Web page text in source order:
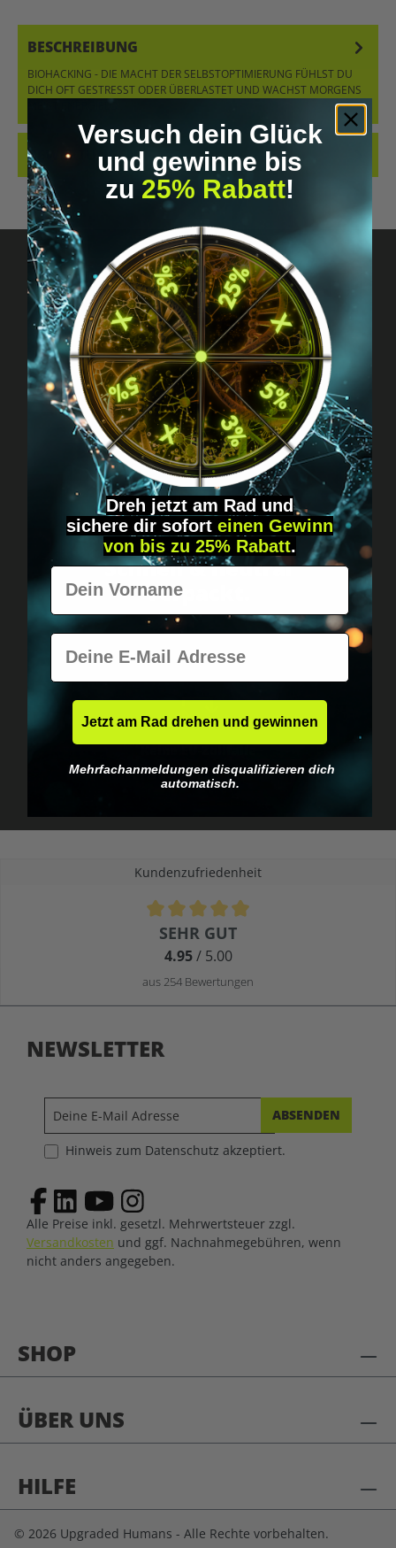
BESCHREIBUNG
BIOHACKING - DIE MACHT DER SELBSTOPTIMIERUNG FÜHLST DU
DICH OFT GESTRESST ODER ÜBERLASTET UND WACHST MORGENS
BEWERTUNGEN
Fragen? Schreib uns!
Diskret, direkt &
persönlich.
Weltweiter Versand
Schnell & neutral
verpackt.
Keine EU-Zollfalle
Du zahlst, was du siehst.
Kundenzufriedenheit
Durchschnittliche Bewertung von 4.9 von 5 Sternen
SEHR GUT
4.95/ 5.00
aus 254 Bewertungen
SHOP
ÜBER UNS
HILFE
NEWSLETTER
ABSENDEN
Hinweis zum Datenschutz akzeptiert.
Alle Preise inkl. gesetzl. Mehrwertsteuer zzgl.
Versandkosten und ggf. Nachnahmegebühren, wenn
nicht anders angegeben.
© 2026 Upgraded Humans - Alle Rechte vorbehalten.
Versuch dein Glück
und gewinne bis
zu 25% Rabatt!
Dreh jetzt am Rad und
sichere dir sofort einen Gewinn
von bis zu 25% Rabatt.
Vorname
E-Mail
Jetzt am Rad drehen und gewinnen
Mehrfachanmeldungen disqualifizieren dich
automatisch.